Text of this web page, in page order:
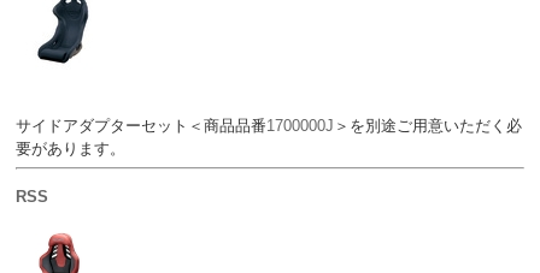
サイドアダプターセット＜商品品番1700000J ＞を別途ご用意いただく必
要があります。
RSS